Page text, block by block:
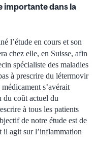
importante dans la
l’étude en cours et son
chez elle, en Suisse, afin
spécialiste des maladies
à prescrire du létermovir
s’avérait
du coût actuel du
à tous les patients
de notre étude est de
agit sur l’inflammation